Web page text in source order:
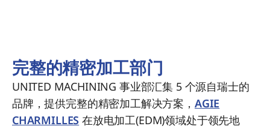
完整的精密加工部门
UNITED MACHINING 事业部汇集 5 个源自瑞士的
品牌，提供完整的精密加工解决方案， AGIE
CHARMILLES 在放电加工(EDM)领域处于领先地